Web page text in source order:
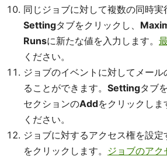
同じジョブに対して複数の同時実
Settingタブをクリックし、
Runsに新たな値を入力します。
ください。
ジョブのイベントに対してメー
ることができます。 Settingタブ
セクションのAddをクリックしま
ください。
ジョブに対するアクセス権を設定
をクリックします。 ジョブのア